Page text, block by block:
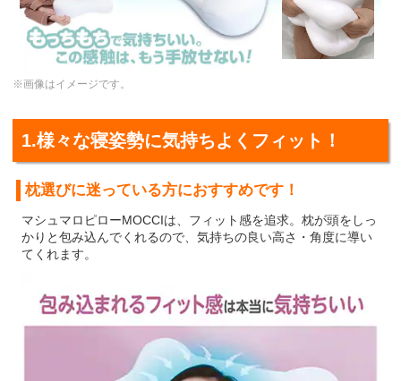
※画像はイメージです。
1.様々な寝姿勢に気持ちよくフィット！
枕選びに迷っている方におすすめです！
マシュマロピローMOCCIは、フィット感を追求。枕が頭をしっ
かりと包み込んでくれるので、気持ちの良い高さ・角度に導い
てくれます。